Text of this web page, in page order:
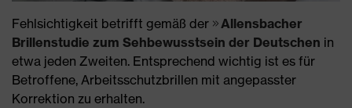
Fehlsichtigkeit betrifft gemäß der
Allensbacher
Brillenstudie zum Sehbewusstsein der Deutschen in
etwa jeden Zweiten. Entsprechend wichtig ist es für
Betroffene, Arbeitsschutzbrillen mit angepasster
Korrektion zu erhalten.